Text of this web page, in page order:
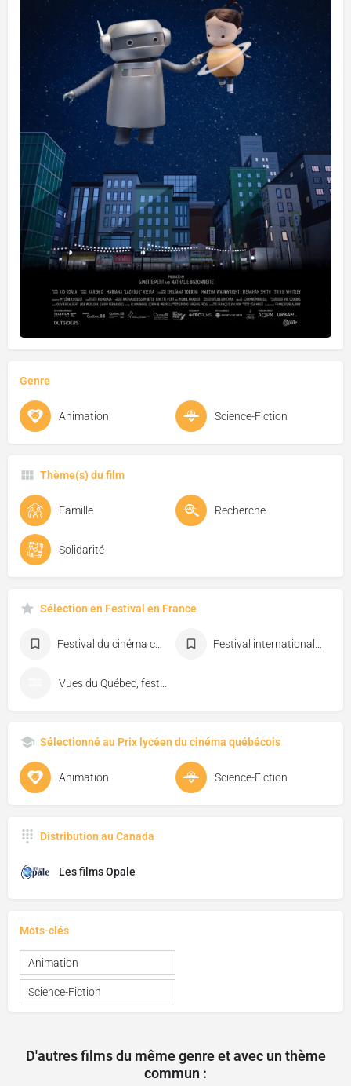
Genre
Animation Science-Fiction
Thème(s) du film
Famille Recherche
Solidarité
Sélection en Festival en France
Sélectionné au Prix lycéen du cinéma québécois
Animation Science-Fiction
Distribution au Canada
Les films Opale
Mots-clés
Animation
Science-Fiction
D'autres films du même genre et avec un thème
commun :